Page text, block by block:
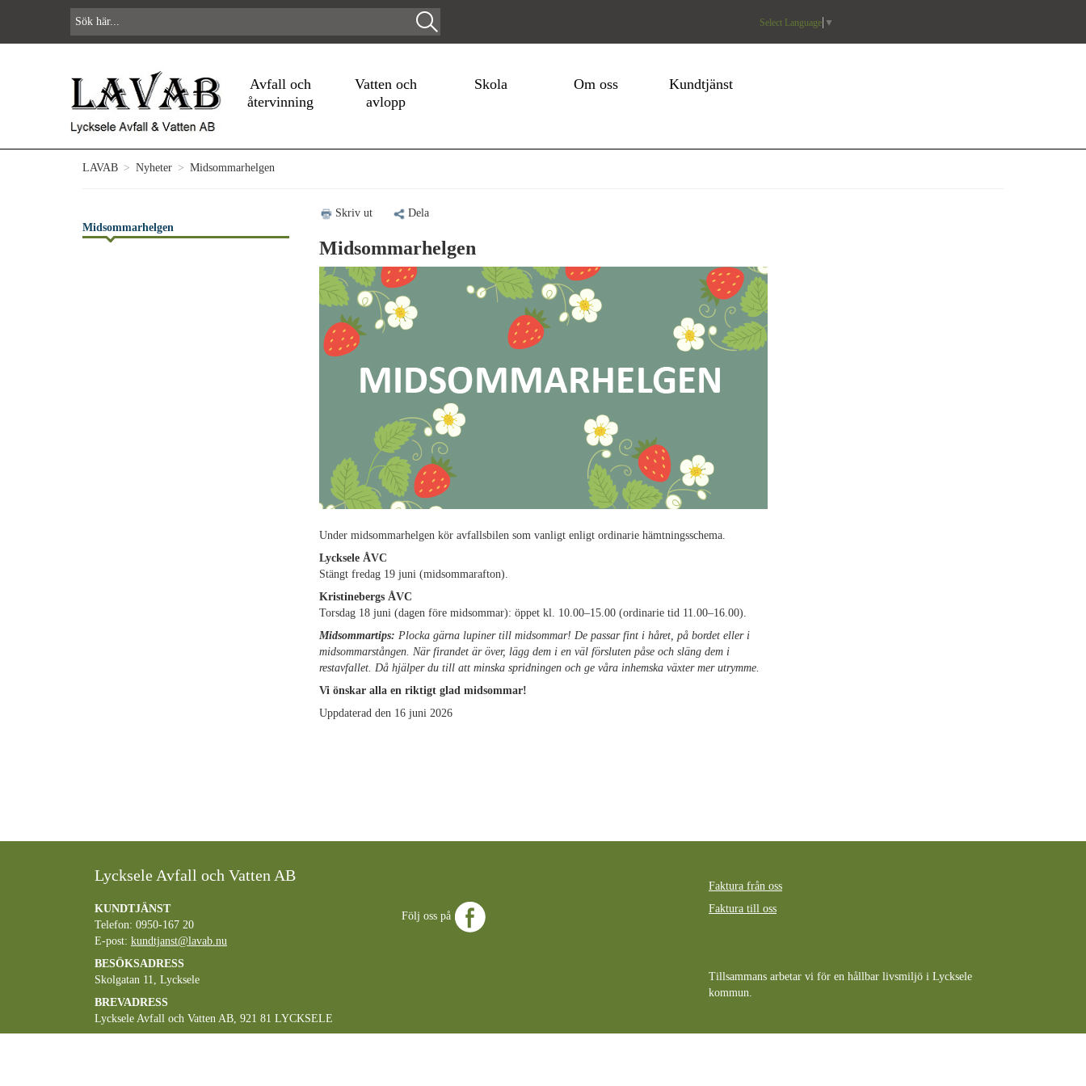
Select Language ▼
Avfall och
återvinning
Vatten och
avlopp
Skola Om oss Kundtjänst
LAVAB > Nyheter > Midsommarhelgen
Midsommarhelgen
Skriv ut Dela
Midsommarhelgen
Under midsommarhelgen kör avfallsbilen som vanligt enligt ordinarie hämtningsschema.
Lycksele ÅVC
Stängt fredag 19 juni (midsommarafton).
Kristinebergs ÅVC
Torsdag 18 juni (dagen före midsommar): öppet kl. 10.00–15.00 (ordinarie tid 11.00–16.00).
Midsommartips: Plocka gärna lupiner till midsommar! De passar fint i håret, på bordet eller i
midsommarstången. När firandet är över, lägg dem i en väl försluten påse och släng dem i
restavfallet. Då hjälper du till att minska spridningen och ge våra inhemska växter mer utrymme.
Vi önskar alla en riktigt glad midsommar!
Uppdaterad den 16 juni 2026
Lycksele Avfall och Vatten AB
KUNDTJÄNST
Telefon: 0950-167 20
E-post: kundtjanst@lavab.nu
BESÖKSADRESS
Skolgatan 11, Lycksele
BREVADRESS
Lycksele Avfall och Vatten AB, 921 81 LYCKSELE
Följ oss på
Faktura från oss
Faktura till oss
Tillsammans arbetar vi för en hållbar livsmiljö i Lycksele
kommun.